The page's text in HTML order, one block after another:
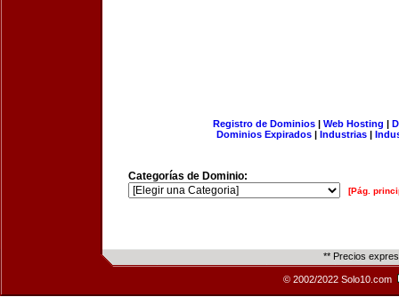
Registro de Dominios| Web Hosting |
Dominios Expirados | Industrias |
Categorías de Dominio:
[Pág.
** Precios
© 2002/2022 Solo10.com